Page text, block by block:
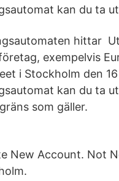
kan du ta
hittar
exempelvis
i Stockholm den 16
kan du ta
som gäller.
New Account. Not